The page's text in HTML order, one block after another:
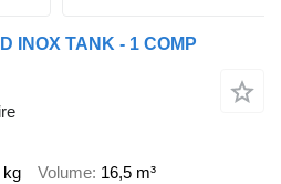
INOX TANK - 1 COMP
kg Volume 16,5 m³